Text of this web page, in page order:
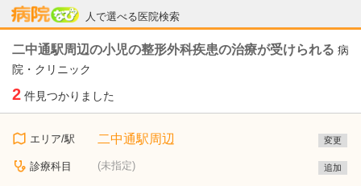
人で選べる医院検索
病院なび
二中通駅周辺の小児の整形外科疾患の治療が受けられる 病
院・クリニック
2 件見つかりました
エリア/駅 二中通駅周辺 変更
診療科目 (未指定) 追加